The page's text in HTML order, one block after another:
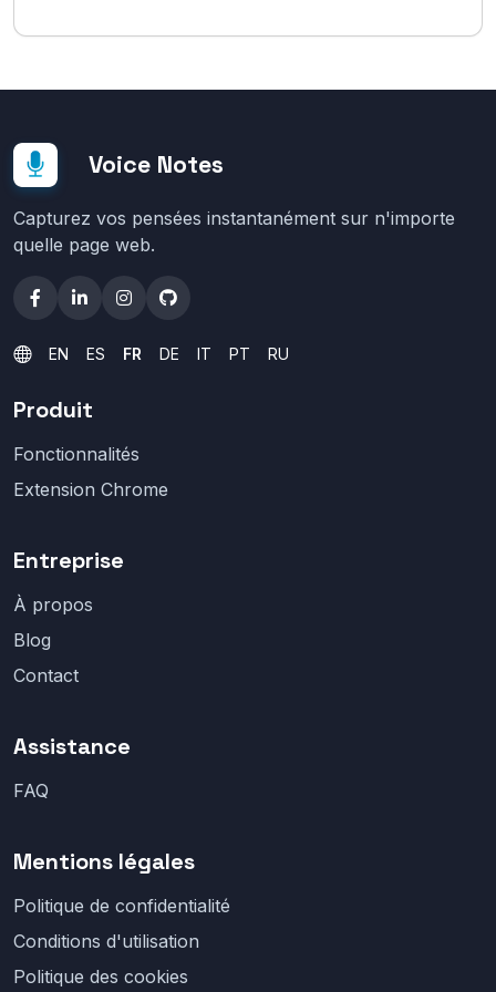
Voice Notes
Capturez vos pensées instantanément sur n'importe
quelle page web.
EN ES FR DE IT PT RU
Produit
Fonctionnalités
Extension Chrome
Entreprise
À propos
Blog
Contact
Assistance
FAQ
Mentions légales
Politique de confidentialité
Conditions d'utilisation
Politique des cookies